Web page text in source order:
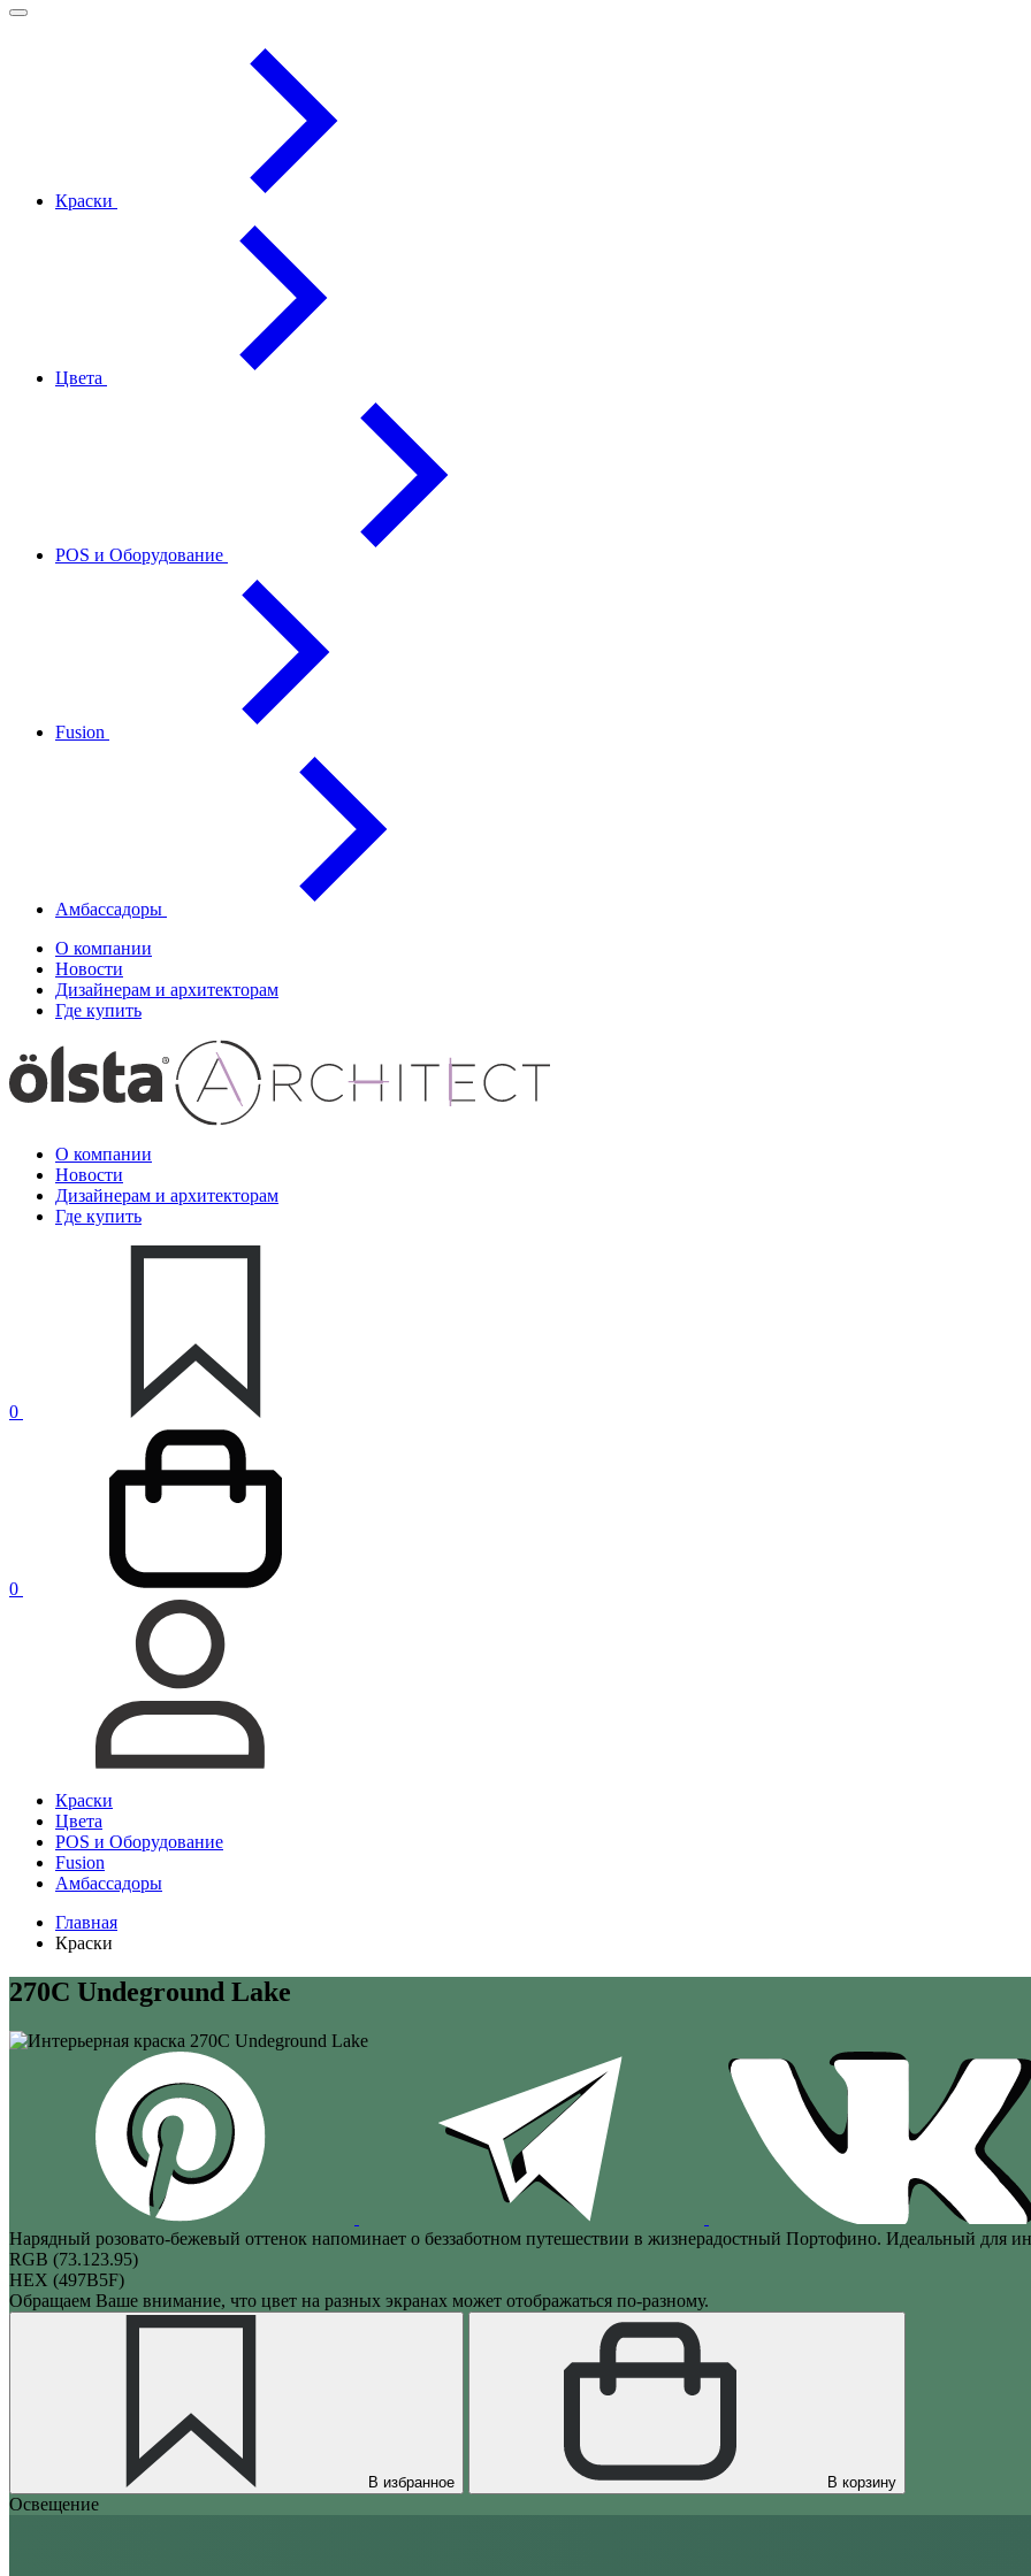
Краски
Цвета
POS и Оборудование
Fusion
Амбассадоры
О компании
Новости
Дизайнерам и архитекторам
Где купить
О компании
Новости
Дизайнерам и архитекторам
Где купить
0
0
Краски
Цвета
POS и Оборудование
Fusion
Амбассадоры
Главная
Краски
270C Undeground Lake
Нарядный розовато-бежевый оттенок напоминает о беззаботном путешествии в жизнерадостный Портофино. Идеальный для
RGB (73.123.95)
HEX (497B5F)
Обращаем Ваше внимание, что цвет на разных экранах может отображаться по-разному.
В избранное В корзину
Освещение